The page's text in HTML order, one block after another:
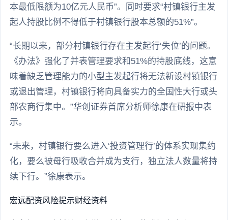
本最低限额为10亿元人民币”。同时要求“村镇银行主发
起人持股比例不得低于村镇银行股本总额的51%”。
“长期以来，部分村镇银行存在主发起行‘失位’的问题。
《办法》强化了并表管理要求和51%的持股底线，这意
味着缺乏管理能力的小型主发起行将无法新设村镇银行
或退出管理，村镇银行将向具备实力的全国性大行或头
部农商行集中。”华创证券首席分析师徐康在研报中表
示。
“未来，村镇银行要么进入‘投资管理行’的体系实现集约
化，要么被母行吸收合并成为支行，独立法人数量将持
续下行。”徐康表示。
宏远配资风险提示财经资料